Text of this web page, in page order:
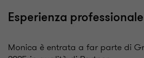
Esperienza professionale
Monica è entrata a far parte di